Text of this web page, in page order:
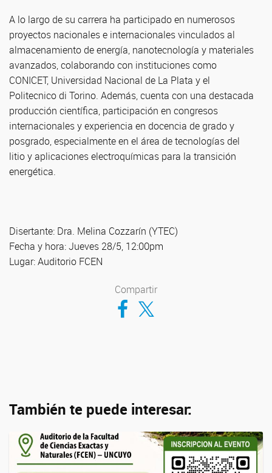
A lo largo de su carrera ha participado en numerosos
proyectos nacionales e internacionales vinculados al
almacenamiento de energía, nanotecnología y materiales
avanzados, colaborando con instituciones como
CONICET, Universidad Nacional de La Plata y el
Politecnico di Torino. Además, cuenta con una destacada
producción científica, participación en congresos
internacionales y experiencia en docencia de grado y
posgrado, especialmente en el área de tecnologías del
litio y aplicaciones electroquímicas para la transición
energética.
Disertante: Dra. Melina Cozzarín (YTEC)
Fecha y hora: Jueves 28/5, 12:00pm
Lugar: Auditorio FCEN
Compartir
Compartir en Facebook
Compartir en Twitter
También te puede interesar: